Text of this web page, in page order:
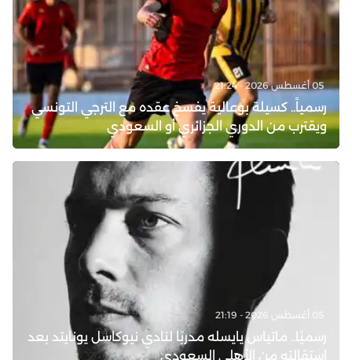
05 أغسطس 2026 - 21:24
رسمياً.. كسيلة بوعالية يفسخ عقده مع الترجي التونسي
ويقترب من الدوري الجزائري أو السعودي
رسميًا.. ماتياس يايسله مدربًا لنادي نيوكاسل يونايتد بعد
استقالته من الأهلي السعودي